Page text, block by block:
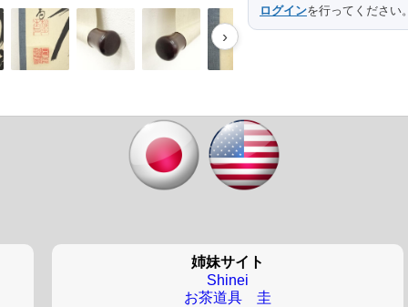
›
ログインを行ってください。
姉妹サイト
Shinei
お茶道具 圭